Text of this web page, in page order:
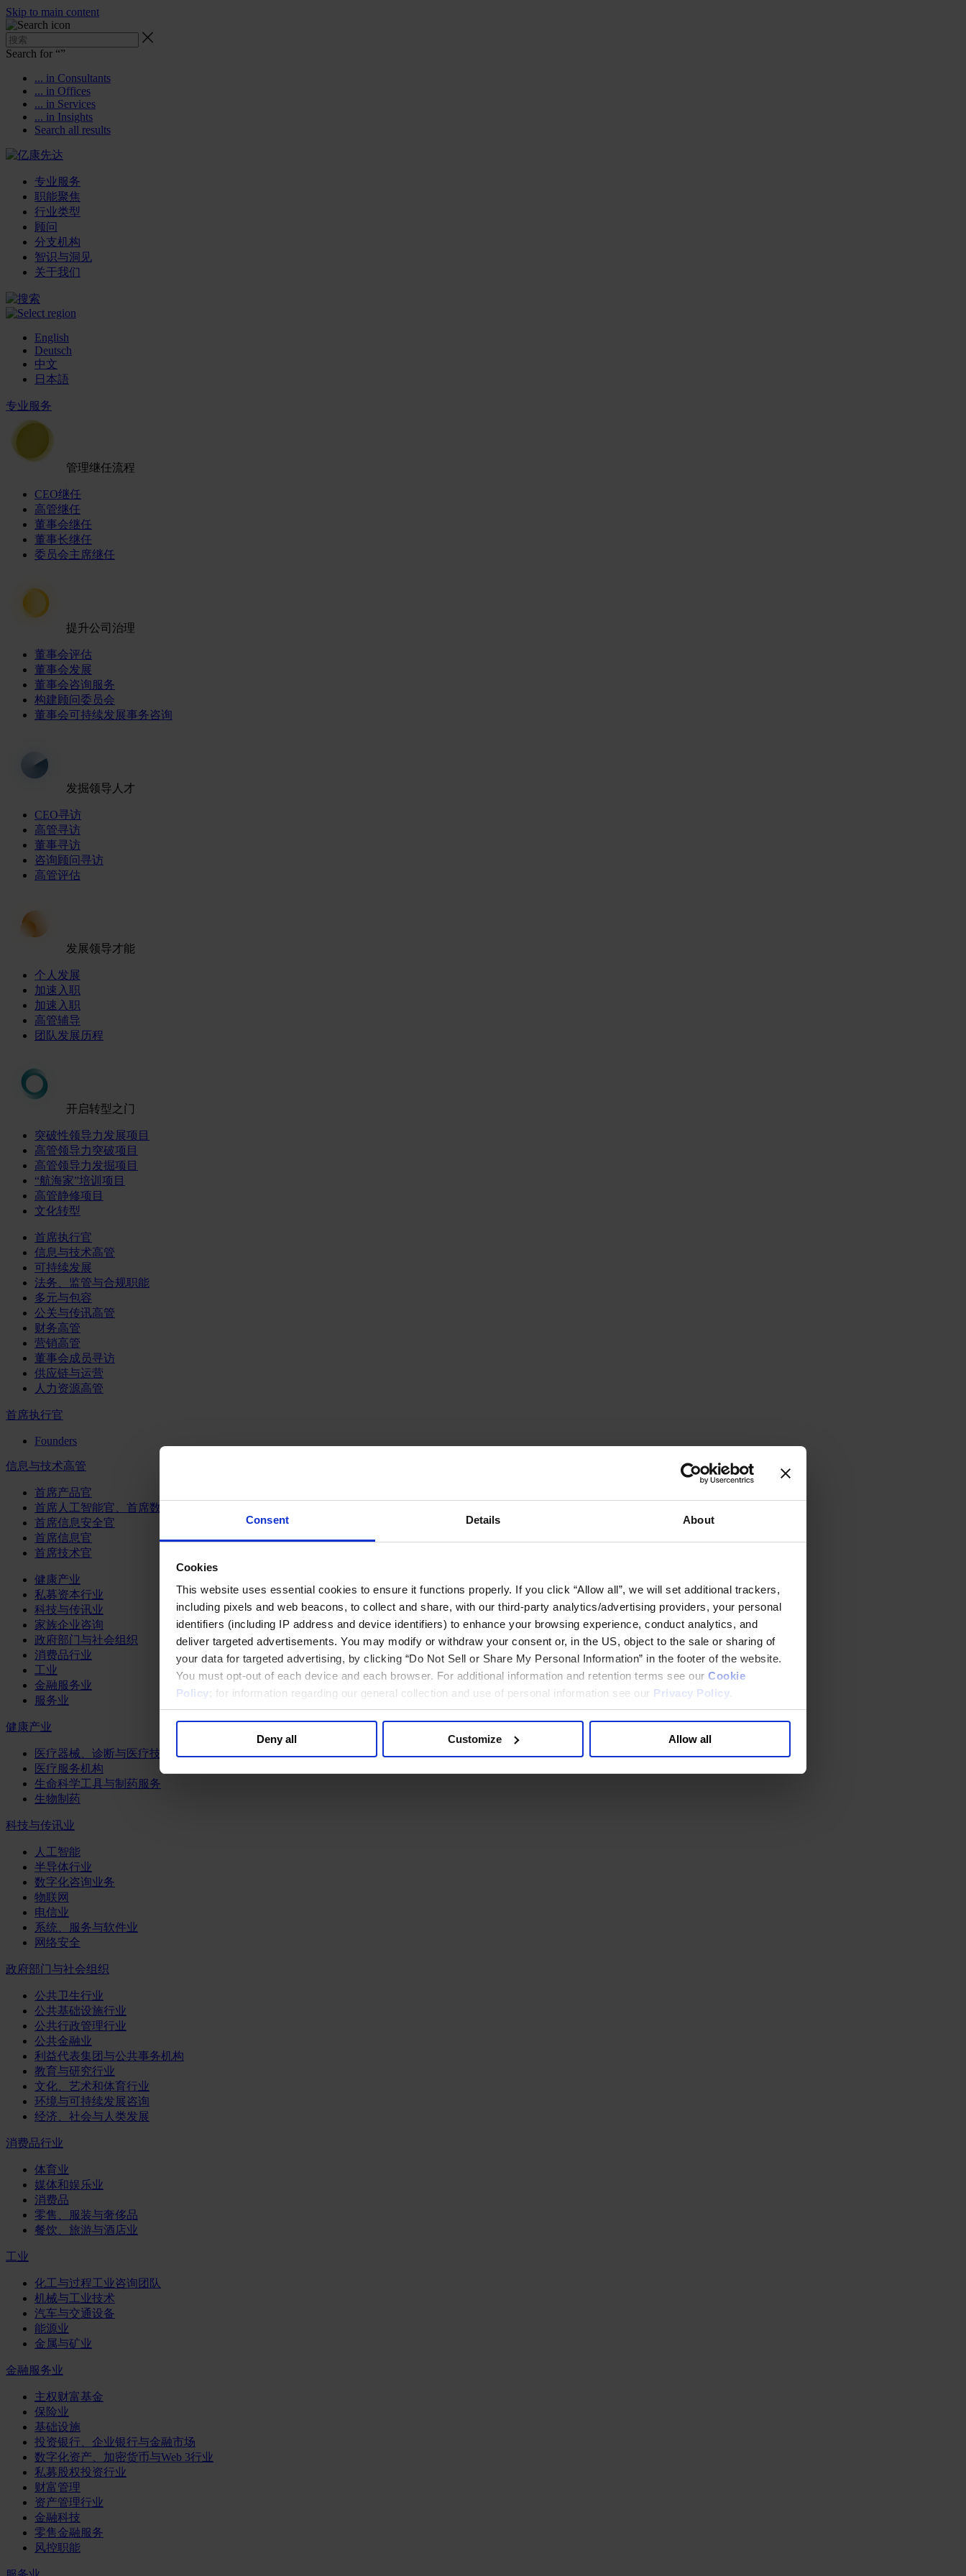
Consent Details About
Cookies
This website uses essential cookies to ensure it functions properly. If you click “Allow all”, we will set additional trackers,
including pixels and web beacons, to collect and share, with our third-party analytics/advertising providers, your personal
identifiers (including IP address and device identifiers) to enhance your browsing experience, conduct analytics, and
deliver targeted advertisements. You may modify or withdraw your consent or, in the US, object to the sale or sharing of
your data for targeted advertising, by clicking “Do Not Sell or Share My Personal Information” in the footer of the website.
You must opt-out of each device and each browser. For additional information and retention terms see our Cookie
Policy; for information regarding our general collection and use of personal information see our Privacy Policy
Deny all Customize Allow all
Skip to main content
Search for “”
... in Consultants
... in Offices
... in Services
... in Insights
Search all results
专业服务
职能聚焦
行业类型
顾问
分支机构
智识与洞见
关于我们
English
Deutsch
中文
日本語
专业服务
管理继任流程
CEO继任
高管继任
董事会继任
董事长继任
委员会主席继任
提升公司治理
董事会评估
董事会发展
董事会咨询服务
构建顾问委员会
董事会可持续发展事务咨询
发掘领导人才
CEO寻访
高管寻访
董事寻访
咨询顾问寻访
高管评估
发展领导才能
个人发展
加速入职
加速入职
高管辅导
团队发展历程
开启转型之门
突破性领导力发展项目
高管领导力突破项目
高管领导力发掘项目
“航海家”培训项目
高管静修项目
文化转型
首席执行官
信息与技术高管
可持续发展
法务、监管与合规职能
多元与包容
公关与传讯高管
财务高管
营销高管
董事会成员寻访
供应链与运营
人力资源高管
首席执行官
Founders
信息与技术高管
首席产品官
首席人工智能官、首席数据官和首席数据解析官
首席信息安全官
首席信息官
首席技术官
健康产业
私募资本行业
科技与传讯业
家族企业咨询
政府部门与社会组织
消费品行业
工业
金融服务业
服务业
健康产业
医疗器械、诊断与医疗技术
医疗服务机构
生命科学工具与制药服务
生物制药
科技与传讯业
人工智能
半导体行业
数字化咨询业务
物联网
电信业
系统、服务与软件业
网络安全
政府部门与社会组织
公共卫生行业
公共基础设施行业
公共行政管理行业
公共金融业
利益代表集团与公共事务机构
教育与研究行业
文化、艺术和体育行业
环境与可持续发展咨询
经济、社会与人类发展
消费品行业
体育业
媒体和娱乐业
消费品
零售、服装与奢侈品
餐饮、旅游与酒店业
工业
化工与过程工业咨询团队
机械与工业技术
汽车与交通设备
能源业
金属与矿业
金融服务业
主权财富基金
保险业
基础设施
投资银行、企业银行与金融市场
数字化资产、加密货币与Web 3行业
私募股权投资行业
财富管理
资产管理行业
金融科技
零售金融服务
风控职能